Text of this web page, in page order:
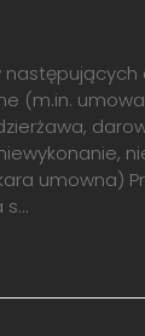
(m.in.
umowna)